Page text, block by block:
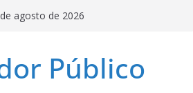
agosto de 2026
Público